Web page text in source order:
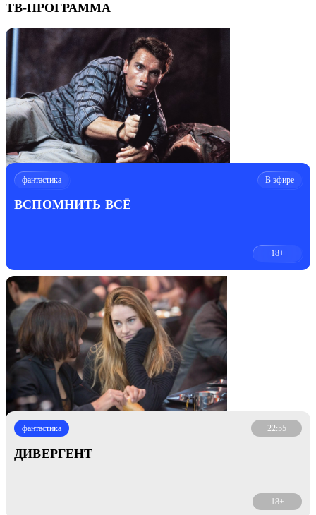
ТВ-ПРОГРАММА
фантастика В эфире
ВСПОМНИТЬ ВСЁ
18+
фантастика 22:55
ДИВЕРГЕНТ
18+